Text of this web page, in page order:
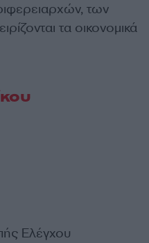
των
τα οικονομικά
Ελέγχου